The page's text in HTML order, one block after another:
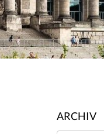
ARCHIV